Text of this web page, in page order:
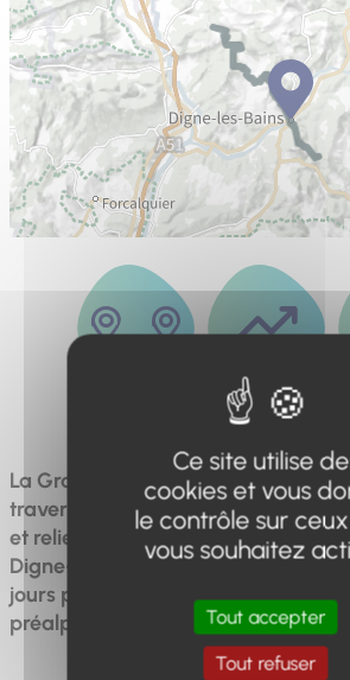
Dénivelé
2670m
La Grande Traversée des Préalpes
traverse d'Ouest en Est les Alpes
et relie à travers crêtes, cols et
Digne-les-Bains et Entrevaux, une
jours pour découvrir de
préalpins.
Ce site utilise
cookies et vous
le contrôle sur
vous souhaitez
Tout accepter
Tout refuser